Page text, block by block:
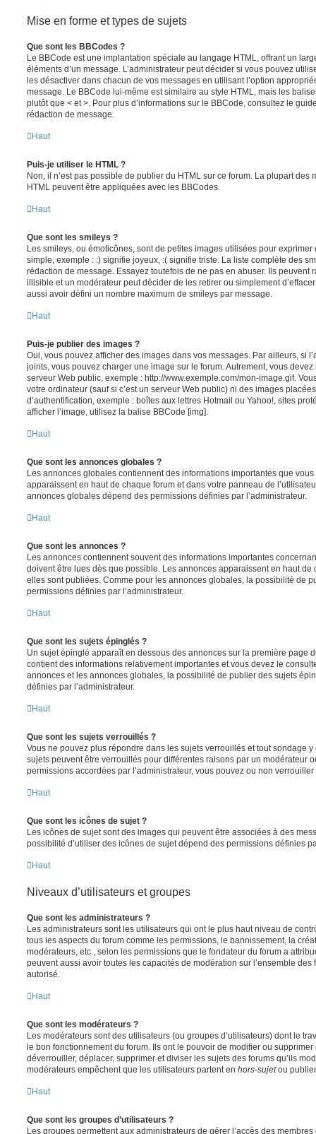
Mise en forme et types de sujets
Que sont les BBCodes ?
Le BBCode est une implantation spéciale au langage HTML, offrant un
éléments d’un message. L’administrateur peut décider si vous pouvez
les désactiver dans chacun de vos messages en utilisant l’option
message. Le BBCode lui-même est similaire au style HTML, mais les
plutôt que < et >. Pour plus d’informations sur le BBCode, consultez le
rédaction de message.
Haut
Puis-je utiliser le HTML ?
Non, il n’est pas possible de publier du HTML sur ce forum. La plupart des
HTML peuvent être appliquées avec les BBCodes.
Haut
Que sont les smileys ?
Les smileys, ou émoticônes, sont de petites images utilisées pour
simple, exemple : :) signifie joyeux, :( signifie triste. La liste complète des
rédaction de message. Essayez toutefois de ne pas en abuser. Ils peuvent
illisible et un modérateur peut décider de les retirer ou simplement
aussi avoir défini un nombre maximum de smileys par message.
Haut
Puis-je publier des images ?
Oui, vous pouvez afficher des images dans vos messages. Par ailleurs, si
joints, vous pouvez charger une image sur le forum. Autrement, vous
serveur Web public, exemple : http://www.exemple.com/mon-image.gif.
votre ordinateur (sauf si c’est un serveur Web public) ni des images
d’authentification, exemple : boîtes aux lettres Hotmail ou Yahoo!, sites
afficher l’image, utilisez la balise BBCode [img].
Haut
Que sont les annonces globales ?
Les annonces globales contiennent des informations importantes que
apparaissent en haut de chaque forum et dans votre panneau de
annonces globales dépend des permissions définies par l’administrateur.
Haut
Que sont les annonces ?
Les annonces contiennent souvent des informations importantes
doivent être lues dès que possible. Les annonces apparaissent en haut
elles sont publiées. Comme pour les annonces globales, la possibilité de
permissions définies par l’administrateur.
Haut
Que sont les sujets épinglés ?
Un sujet épinglé apparaît en dessous des annonces sur la première page
contient des informations relativement importantes et vous devez le
annonces et les annonces globales, la possibilité de publier des sujets
définies par l’administrateur.
Haut
Que sont les sujets verrouillés ?
Vous ne pouvez plus répondre dans les sujets verrouillés et tout sondage
sujets peuvent être verrouillés pour différentes raisons par un modérateur
permissions accordées par l’administrateur, vous pouvez ou non
Haut
Que sont les icônes de sujet ?
Les icônes de sujet sont des images qui peuvent être associées à des
possibilité d’utiliser des icônes de sujet dépend des permissions définies
Haut
Niveaux d’utilisateurs et groupes
Que sont les administrateurs ?
Les administrateurs sont les utilisateurs qui ont le plus haut niveau de
tous les aspects du forum comme les permissions, le bannissement, la
modérateurs, etc., selon les permissions que le fondateur du forum a
peuvent aussi avoir toutes les capacités de modération sur l’ensemble
autorisé.
Haut
Que sont les modérateurs ?
Les modérateurs sont des utilisateurs (ou groupes d’utilisateurs) dont le
le bon fonctionnement du forum. Ils ont le pouvoir de modifier ou
déverrouiller, déplacer, supprimer et diviser les sujets des forums qu’ils
modérateurs empêchent que les utilisateurs partent en hors-sujetou
Haut
Que sont les groupes d’utilisateurs ?
Les groupes permettent aux administrateurs de gérer l’accès des